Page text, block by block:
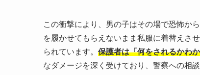
この衝撃により、男の子はその場で恐怖か
を履かせてもらえないまま私服に着替えさ
られています。 保護者は「何をされるかわ
なダメージを深く受けており、警察への相談